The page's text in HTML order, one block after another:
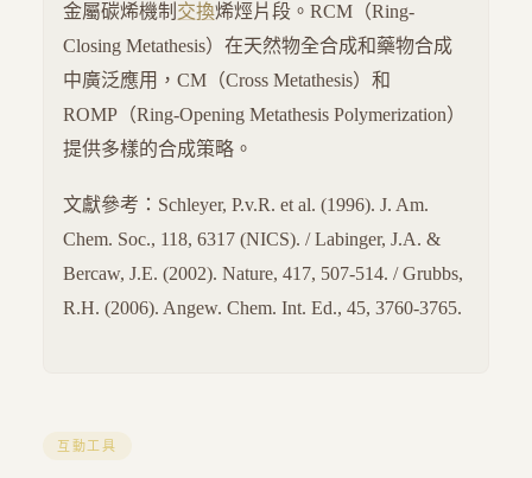
金屬碳烯機制 交換烯烴片段。RCM（Ring-
Closing Metathesis）在天然物全合成和藥物合成
中廣泛應用，CM（Cross Metathesis）和
ROMP（Ring-Opening Metathesis Polymerization）
提供多樣的合成策略。
文獻參考：Schleyer, P.v.R. et al. (1996). J. Am.
Chem. Soc., 118, 6317 (NICS). / Labinger, J.A. &
Bercaw, J.E. (2002). Nature, 417, 507-514. / Grubbs,
R.H. (2006). Angew. Chem. Int. Ed., 45, 3760-3765.
互動工具